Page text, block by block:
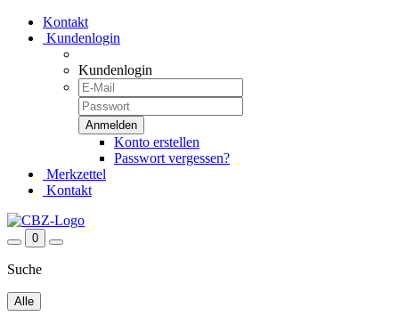
Kontakt
Kundenlogin
Kundenlogin
Konto erstellen
Passwort vergessen?
Merkzettel
Kontakt
0
Suche
Alle